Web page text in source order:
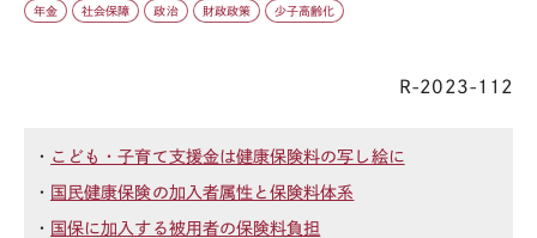
年金 社会保障 政治 財政政策 少子高齢化
R-2023-112
・ こども・子育て支援金は健康保険料の写し絵に
・ 国民健康保険の加入者属性と保険料体系
・ 国保に加入する被用者の保険料負担